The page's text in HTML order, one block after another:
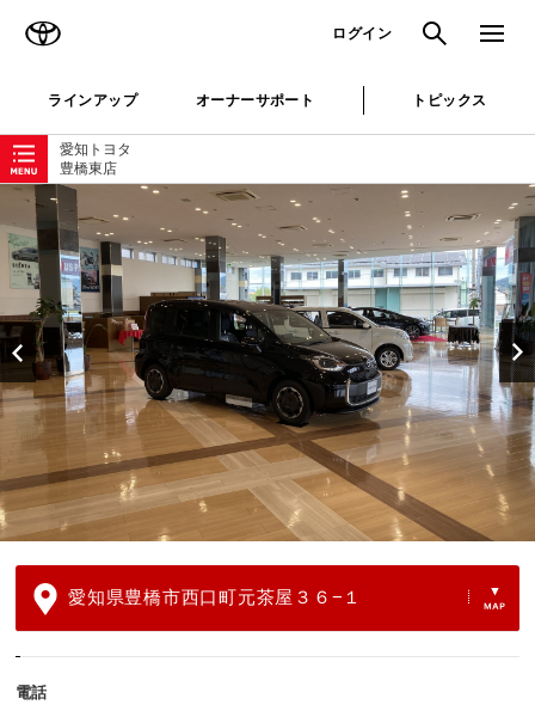
ログイン 検索 メニュ
ラインアップ オーナーサポート トピックス
愛知トヨタ
豊橋東店
ローカルナビゲーション
愛知県豊橋市西口町元茶屋３６−１
電話